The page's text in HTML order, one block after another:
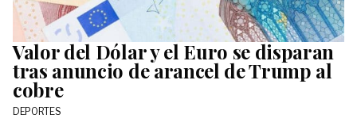
Valor del Dólar y el Euro se disparan
tras anuncio de arancel de Trump al
cobre
DEPORTES